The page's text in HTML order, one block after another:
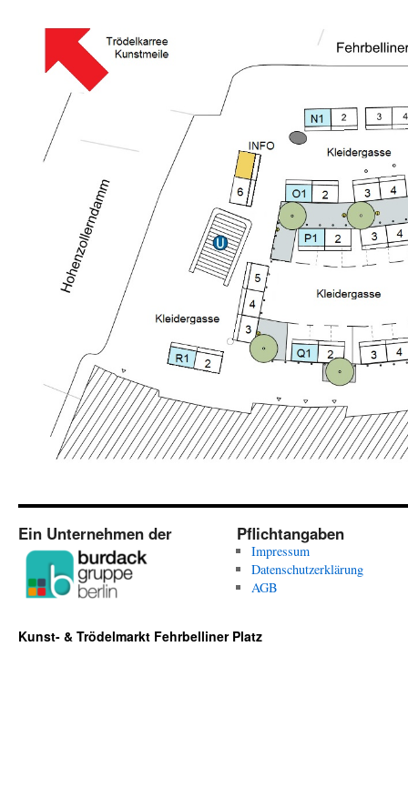
Ein Unternehmen der Pflichtangaben
Impressum
Datenschutzerklärung
AGB
Kunst- & Trödelmarkt Fehrbelliner Platz